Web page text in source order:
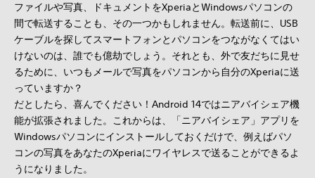
ファイルや写真、ドキュメントをXperiaとWindowsパソコンの
間で転送することも、その一つかもしれません。転送前に、USB
ケーブルを探してスマートフォンとパソコンをつながなくてはい
けないのは、誰でも億劫でしょう。それとも、外で友だちに見せ
るために、いつもメールで写真をパソコンから自分のXperiaに送
っていますか？
だとしたら、喜んでください！Android 14ではニアバイシェア機
能が拡張されました。これからは、「ニアバイシェア」アプリを
Windowsパソコンにインストールしておくだけで、例えばパソ
コンの写真をあなたのXperiaにワイヤレスで送ることができるよ
うになりました。